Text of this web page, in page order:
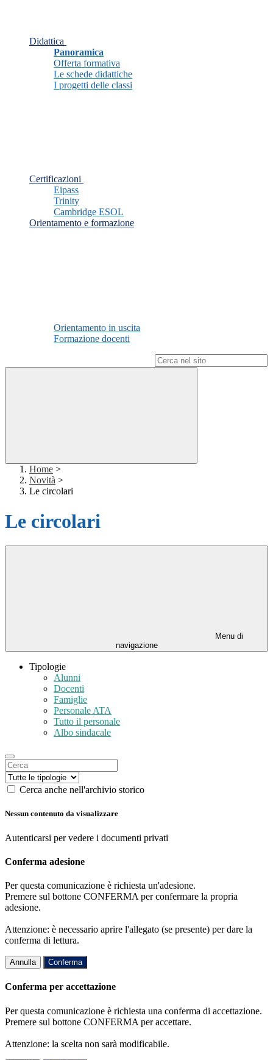
Didattica
Panoramica
Offerta formativa
Le schede didattiche
I progetti delle classi
Certificazioni
Eipass
Trinity
Cambridge ESOL
Orientamento e formazione
Orientamento in uscita
Formazione docenti
Home >
Novità >
Le circolari
Le circolari
Menu di
navigazione
Tipologie
Alunni
Docenti
Famiglie
Personale ATA
Tutto il personale
Albo sindacale
Cerca anche nell'archivio storico
Nessun contenuto da visualizzare
Autenticarsi per vedere i documenti privati
Conferma adesione
Per questa comunicazione è richiesta un'adesione.
Premere sul bottone CONFERMA per confermare la propria
adesione.
Attenzione: è necessario aprire l'allegato (se presente) per dare la
conferma di lettura.
Annulla Conferma
Conferma per accettazione
Per questa comunicazione è richiesta una conferma di accettazione.
Premere sul bottone CONFERMA per accettare.
Attenzione: la scelta non sarà modificabile.